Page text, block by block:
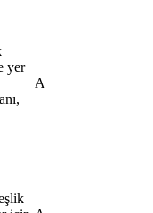
yer
A